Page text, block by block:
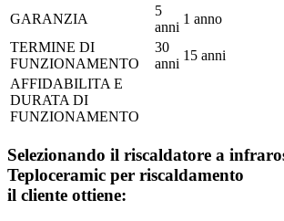
GARANZIA
5
anni
1 anno
TERMINE DI
FUNZIONAMENTO
30
anni
15 anni
AFFIDABILITA E
DURATA DI
FUNZIONAMENTO
Selezionando il riscaldatore a
Teploceramic per riscaldamento
il cliente ottiene: